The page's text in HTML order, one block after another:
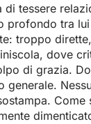
tessere
profondo tra
troppo
dove
di grazia.
generale.